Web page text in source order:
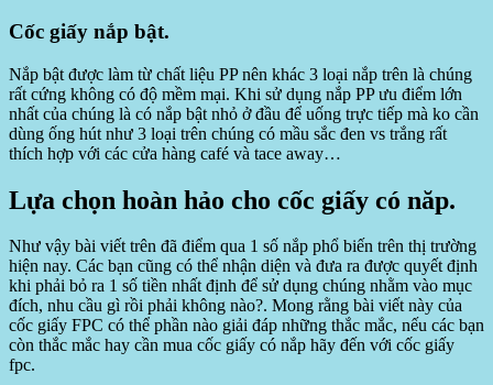
Cốc giấy nắp bật.
Nắp bật được làm từ chất liệu PP nên khác 3 loại nắp trên là chúng
rất cứng không có độ mềm mại. Khi sử dụng nắp PP ưu điểm lớn
nhất của chúng là có nắp bật nhỏ ở đầu để uống trực tiếp mà ko cần
dùng ống hút như 3 loại trên chúng có mầu sắc đen vs trắng rất
thích hợp với các cửa hàng café và tace away…
Lựa chọn hoàn hảo cho cốc giấy có năp.
Như vậy bài viết trên đã điểm qua 1 số nắp phổ biến trên thị trường
hiện nay. Các bạn cũng có thể nhận diện và đưa ra được quyết định
khi phải bỏ ra 1 số tiền nhất định để sử dụng chúng nhằm vào mục
đích, nhu cầu gì rồi phải không nào?. Mong rằng bài viết này của
cốc giấy FPC có thể phần nào giải đáp những thắc mắc, nếu các bạn
còn thắc mắc hay cần mua cốc giấy có nắp hãy đến với cốc giấy
fpc.